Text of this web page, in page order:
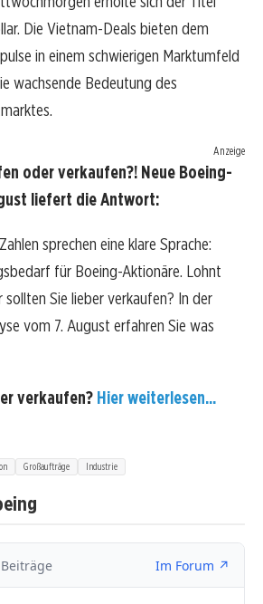
Die Vietnam-Deals bieten dem
in einem schwierigen Marktumfeld
wachsende Bedeutung des
Anzeige
oder verkaufen?! Neue Boeing-
liefert die Antwort:
sprechen eine klare Sprache:
für Boeing-Aktionäre. Lohnt
sollten Sie lieber verkaufen? In der
vom 7. August erfahren Sie was
verkaufen? Hier weiterlesen...
Großaufträge Industrie